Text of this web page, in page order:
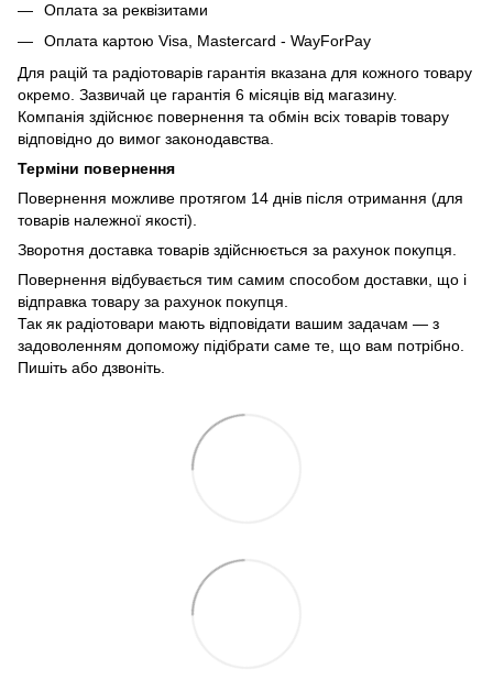
Оплата за реквізитами
Оплата картою Visa, Mastercard - WayForPay
Для рацій та радіотоварів гарантія вказана для кожного товару
окремо. Зазвичай це гарантія 6 місяців від магазину.
Компанія здійснює повернення та обмін всіх товарів товару
відповідно до вимог законодавства.
Терміни повернення
Повернення можливе протягом 14 днів після отримання (для
товарів належної якості).
Зворотня доставка товарів здійснюється за рахунок покупця.
Повернення відбувається тим самим способом доставки, що і
відправка товару за рахунок покупця.
Так як радіотовари мають відповідати вашим задачам — з
задоволенням допоможу підібрати саме те, що вам потрібно.
Пишіть або дзвоніть.